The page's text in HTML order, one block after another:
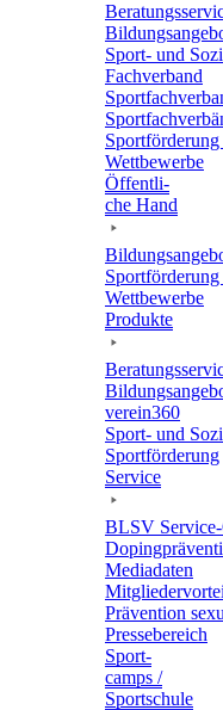
Sport- und
Fachverband
Wett­be­werbe
Öffent­li­
che Hand
Wett­be­werbe
Produkte
verein360
Sport- und
Sport­för­de­rung
Service
BLSV
Media­da­ten
Präven­tion
Pres­se­be­reich
Sport­
camps /
Sportschule